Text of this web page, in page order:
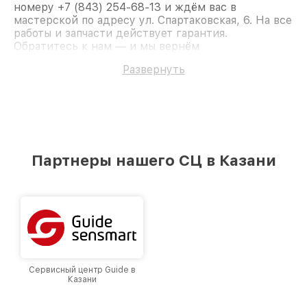
номеру +7 (843) 254-68-13 и ждём вас в
мастерской по адресу ул. Спартаковская, 6. На все
работы и запчасти действует гарантия.
Обратитесь к нам — и мы вернём
Развернуть
Партнеры нашего СЦ в Казани
Сервисный центр Guide в
Казани